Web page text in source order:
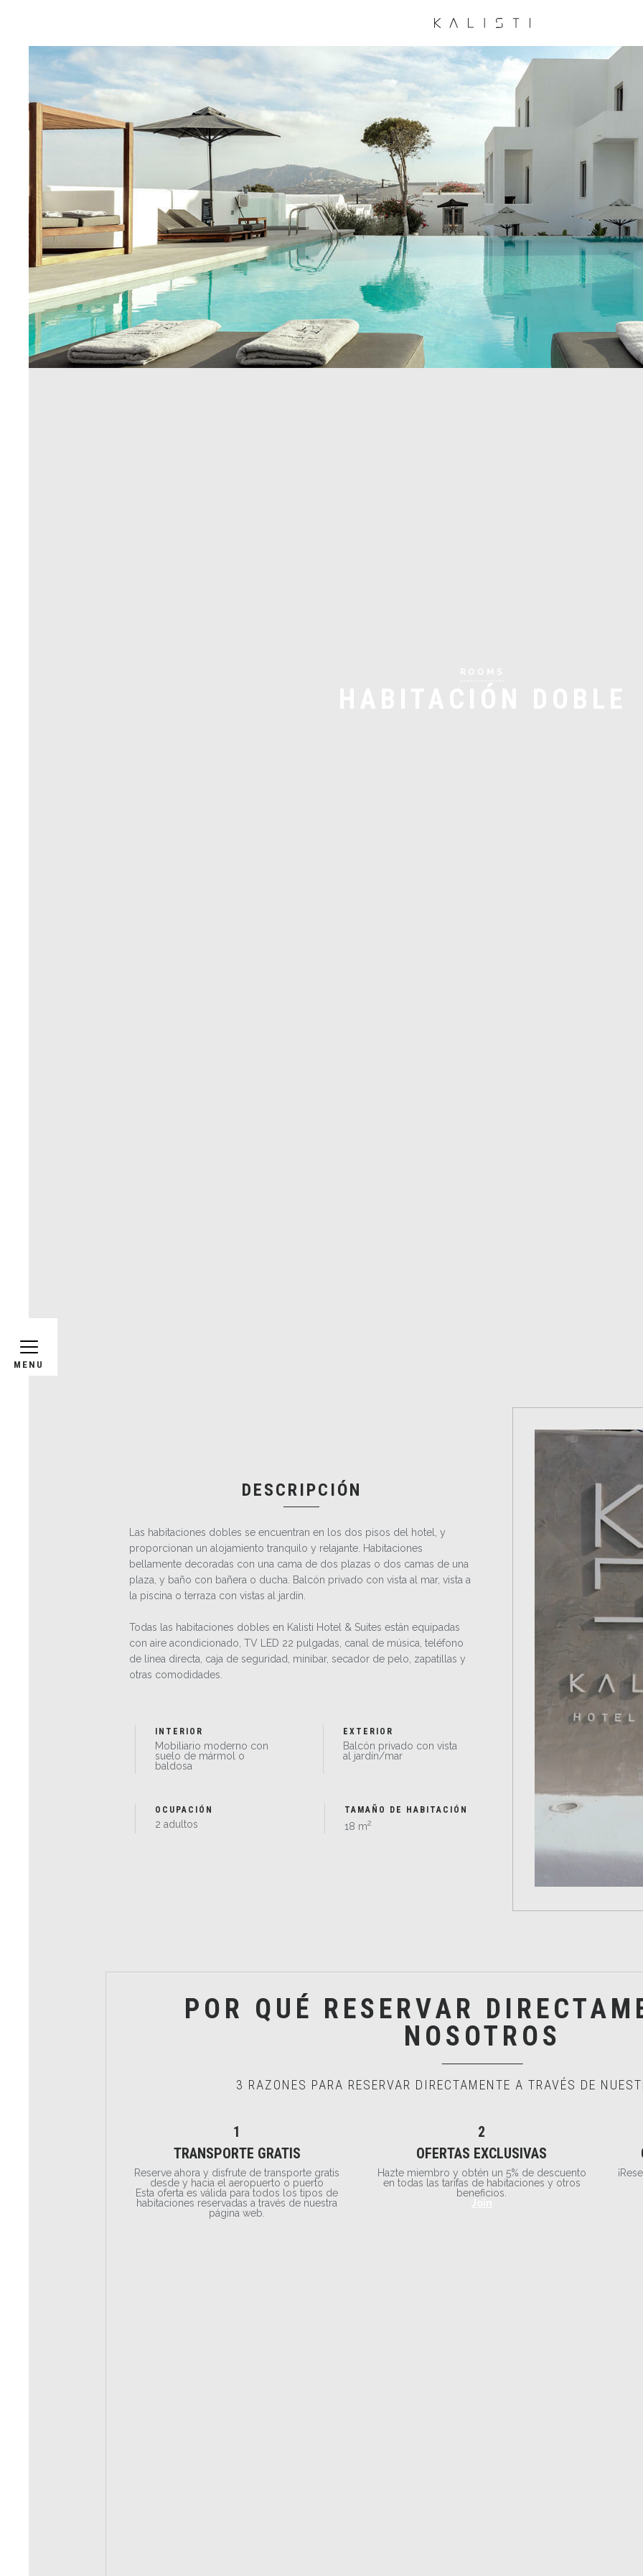
MENU
DESCRIPCIÓN
Las habitaciones dobles se encuentran en los dos pisos del hotel, y
proporcionan un alojamiento tranquilo y relajante. Habitaciones
bellamente decoradas con una cama de dos plazas o dos camas de una
plaza, y baño con bañera o ducha. Balcón privado con vista al mar, vista a
la piscina o terraza con vistas al jardín.
Todas las habitaciones dobles en Kalisti Hotel & Suites están equipadas
con aire acondicionado, TV LED 22 pulgadas, canal de música, teléfono
de línea directa, caja de seguridad, minibar, secador de pelo, zapatillas y
otras comodidades.
INTERIOR
Mobiliario moderno con
suelo de mármol o
baldosa
EXTERIOR
Balcón privado con vista
al jardín/mar
OCUPACIÓN
2 adultos
TAMAÑO DE HABITACIÓN
18 m2
POR QUÉ RESERVAR
NOSOTROS
3 RAZONES PARA RESERVAR DIRECTAMENTE A TRAVÉS DE
1
TRANSPORTE GRATIS
Reserve ahora y disfrute de transporte gratis
desde y hacia el aeropuerto o puerto
Esta oferta es válida para todos los tipos de
habitaciones reservadas a través de nuestra
página web.
2
OFERTAS EXCLUSIVAS
Hazte miembro y obtén un 5% de descuento
en todas las tarifas de habitaciones y otros
beneficios.